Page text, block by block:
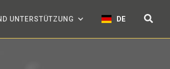
UNTERSTÜTZUNG DE